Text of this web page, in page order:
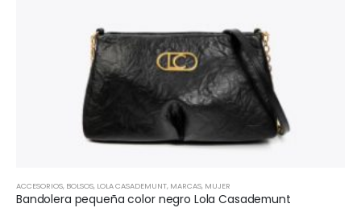
ACCESORIOS, BOLSOS, LOLA CASADEMUNT, MARCAS, MUJER
Bandolera pequeña color negro Lola Casademunt